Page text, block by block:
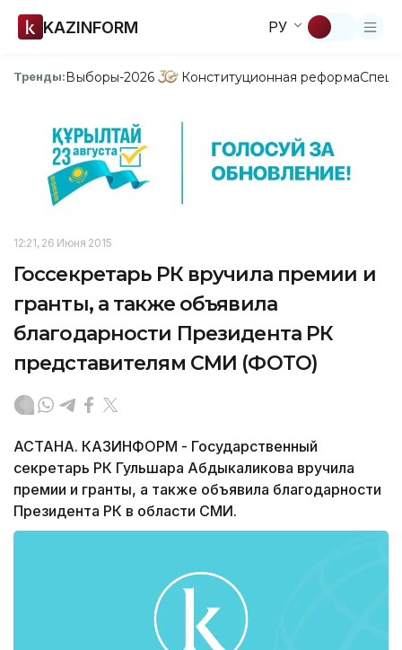
KAZINFORM РУ
Тренды:Выборы-2026 Конституционная реформа
12:21, 26 Июня 2015
Госсекретарь РК вручила премии и
гранты, а также объявила
благодарности Президента РК
представителям СМИ (ФОТО)
АСТАНА. КАЗИНФОРМ - Государственный
секретарь РК Гульшара Абдыкаликова вручила
премии и гранты, а также объявила благодарности
Президента РК в области СМИ.